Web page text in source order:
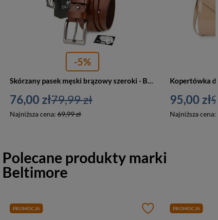
-5%
Skórzany pasek męski brązowy szeroki - Beltimore E03
76,00 zł
Najniższa cena: 69,99 zł
79,99 zł 95,00 zł
Najniższa cena:
Polecane produkty marki
Beltimore
PROMOCJA PROMOCJA